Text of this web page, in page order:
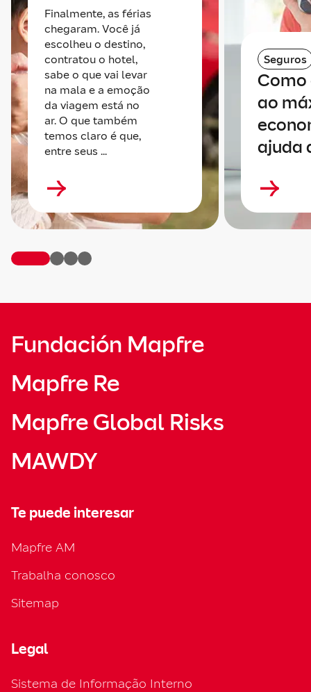
Finalmente, as férias
chegaram. Você já
escolheu o destino,
contratou o hotel,
sabe o que vai levar
na mala e a emoção
da viagem está no
ar. O que também
temos claro é que,
entre seus ...
Seguros
ao
ajuda
Fundación Mapfre
Mapfre Re
Mapfre Global Risks
MAWDY
Te puede interesar
Mapfre AM
Trabalha conosco
Sitemap
Legal
Sistema de Informação Interno